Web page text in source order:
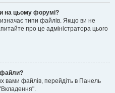
на цьому форумі?
типи файлів. Якщо ви не
про це адміністратора цього
файли?
вами файлів, перейдіть в Панель